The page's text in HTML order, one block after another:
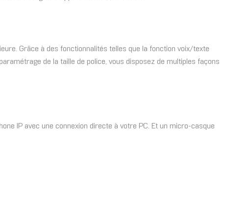
Grâce à des fonctionnalités telles que la fonction voix/texte
de la taille de police, vous disposez de multiples façons
IP avec une connexion directe à votre PC. Et un micro-casque